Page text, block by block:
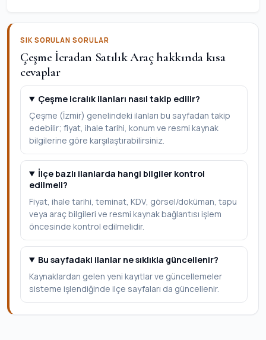
SIK SORULAN SORULAR
Çeşme İcradan Satılık Araç hakkında kısa
cevaplar
Çeşme icralık ilanları nasıl takip edilir?
Çeşme (İzmir) genelindeki ilanları bu sayfadan takip
edebilir; fiyat, ihale tarihi, konum ve resmi kaynak
bilgilerine göre karşılaştırabilirsiniz.
İlçe bazlı ilanlarda hangi bilgiler kontrol
edilmeli?
Fiyat, ihale tarihi, teminat, KDV, görsel/doküman, tapu
veya araç bilgileri ve resmi kaynak bağlantısı işlem
öncesinde kontrol edilmelidir.
Bu sayfadaki ilanlar ne sıklıkla güncellenir?
Kaynaklardan gelen yeni kayıtlar ve güncellemeler
sisteme işlendiğinde ilçe sayfaları da güncellenir.